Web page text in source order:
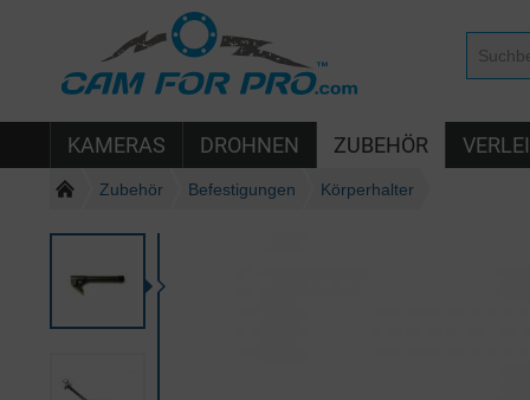
KAMERAS DROHNEN ZUBEHÖR
Zubehör Befestigungen Körperhalter